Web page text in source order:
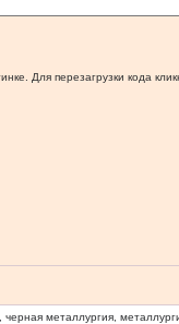
Для перезагрузки кода
металлургия,